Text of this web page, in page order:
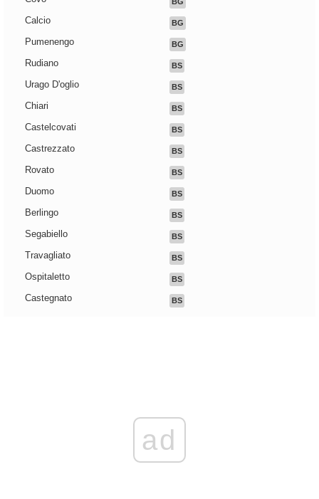
Calcio BG
Pumenengo BG
Rudiano BS
Urago D'oglio BS
Chiari BS
Castelcovati BS
Castrezzato BS
Rovato BS
Duomo BS
Berlingo BS
Segabiello BS
Travagliato BS
Ospitaletto BS
Castegnato BS
ad